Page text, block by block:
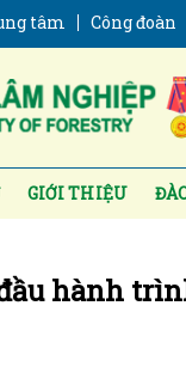
tâm Công đoàn
GIỚI THIỆU
hành